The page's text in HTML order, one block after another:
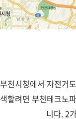
부천시청에서 자전거
색할려면 부천테크노
니다. 2